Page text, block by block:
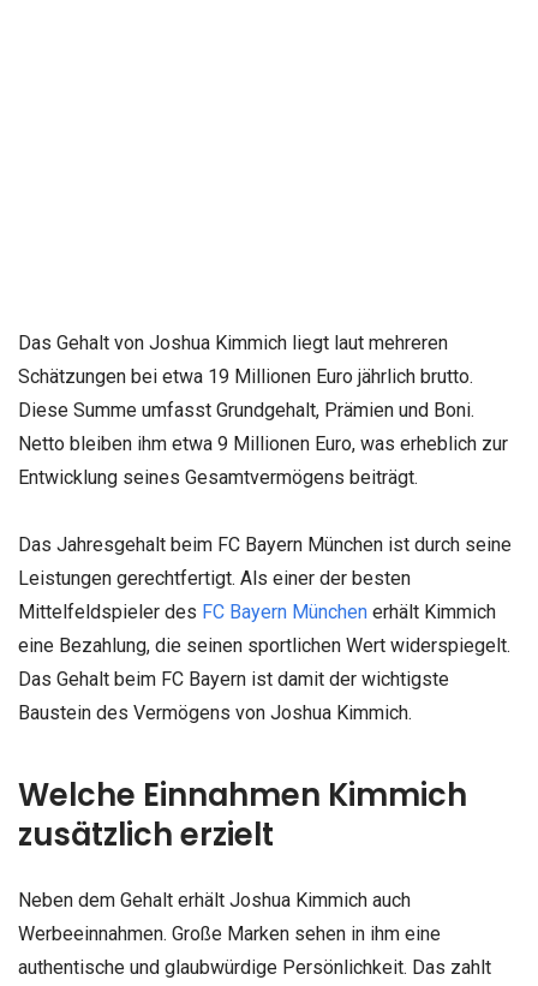
Das Gehalt von Joshua Kimmich liegt laut mehreren
Schätzungen bei etwa 19 Millionen Euro jährlich brutto.
Diese Summe umfasst Grundgehalt, Prämien und Boni.
Netto bleiben ihm etwa 9 Millionen Euro, was erheblich zur
Entwicklung seines Gesamtvermögens beiträgt.
Das Jahresgehalt beim FC Bayern München ist durch seine
Leistungen gerechtfertigt. Als einer der besten
Mittelfeldspieler des FC Bayern München erhält Kimmich
eine Bezahlung, die seinen sportlichen Wert widerspiegelt.
Das Gehalt beim FC Bayern ist damit der wichtigste
Baustein des Vermögens von Joshua Kimmich.
Welche Einnahmen Kimmich
zusätzlich erzielt
Neben dem Gehalt erhält Joshua Kimmich auch
Werbeeinnahmen. Große Marken sehen in ihm eine
authentische und glaubwürdige Persönlichkeit. Das zahlt